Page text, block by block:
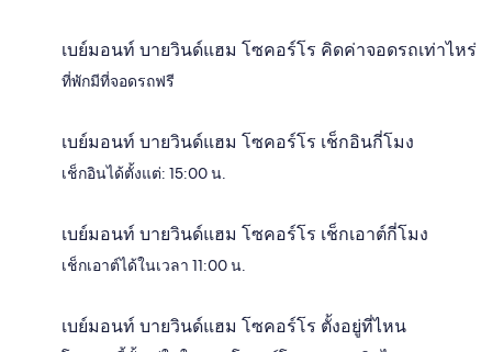
เบย์มอนท์ บายวินด์แฮม โซคอร์โร คิดค่าจอดรถเท่าไหร่
ที่พักมีที่จอดรถฟรี
เบย์มอนท์ บายวินด์แฮม โซคอร์โร เช็กอินกี่โมง
เช็กอินได้ตั้งแต่: 15:00 น.
เบย์มอนท์ บายวินด์แฮม โซคอร์โร เช็กเอาต์กี่โมง
เช็กเอาต์ได้ในเวลา 11:00 น.
เบย์มอนท์ บายวินด์แฮม โซคอร์โร ตั้งอยู่ที่ไหน